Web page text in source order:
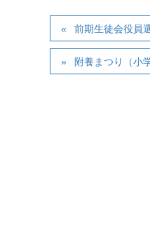
前期生徒会役員
附養まつり（小